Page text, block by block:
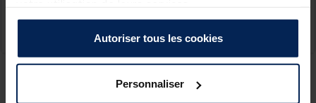
Autoriser tous les cookies
Personnaliser
Expédition sous 24 h Expédition sous 24 h
Lors des différentes opérations de montage de mouche, les outils de
fly tying sont d’un grand recours pour obtenir un résultat impeccable.